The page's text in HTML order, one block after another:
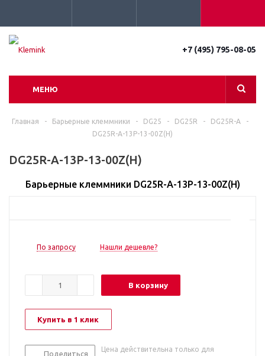
+7 (495) 795-08-05
МЕНЮ
Главная - Барьерные клеммники - DG25 - DG25R - DG25R-A
-
DG25R-A-13P-13-00Z(H)
DG25R-A-13P-13-00Z(H)
Барьерные клеммники DG25R-A-13P-13-00Z(H)
По запросу Нашли дешевле?
В корзину
Купить в 1 клик
Поделиться
Цена действительна только для